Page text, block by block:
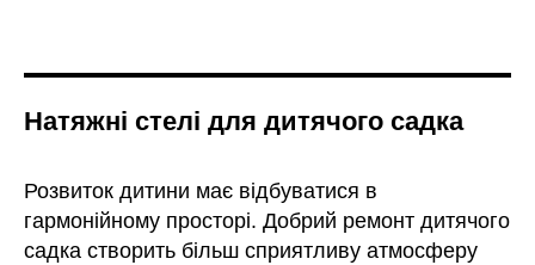
Натяжні стелі для дитячого садка
Розвиток дитини має відбуватися в
гармонійному просторі. Добрий ремонт дитячого
садка створить більш сприятливу атмосферу